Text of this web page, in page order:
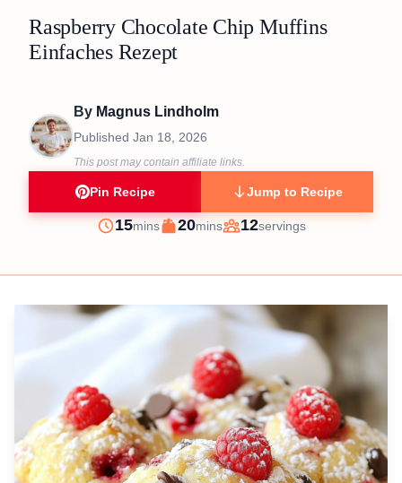
Raspberry Chocolate Chip Muffins
Einfaches Rezept
By Magnus Lindholm
Published Jan 18, 2026
This post may contain affiliate links.
Pin Recipe Jump to Recipe
Prep
15minutes
mins
Cook
20minutes
mins
Servings
12servings